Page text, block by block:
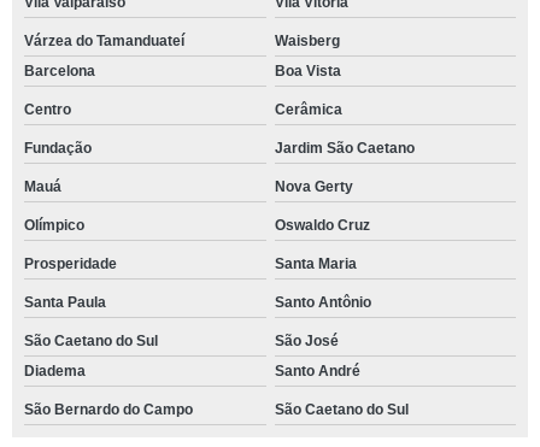
Várzea do Tamanduateí
Waisberg
Barcelona
Boa Vista
Centro Cerâmica
Fundação Jardim São Caetano
Mauá Nova Gerty
Olímpico Oswaldo Cruz
Prosperidade Santa Maria
Santa Paula Santo Antônio
São Caetano do Sul
São José
Diadema
Santo André
São Bernardo do Campo São Caetano do Sul